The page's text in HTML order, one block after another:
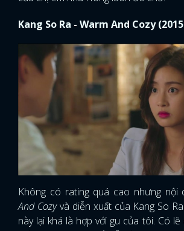
Kang So Ra - Warm And Cozy
Không có rating quá cao nhưng nội
And Cozyvà diễn xuất của Kang So
này lại khá là hợp với gu của tôi. Có